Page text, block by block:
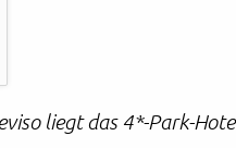
liegt das 4*-Park-